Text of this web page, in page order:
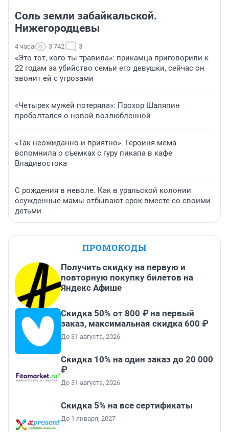
Соль земли забайкальской.
Нижегородцевы
4 часа 3 742 3
«Это тот, кого ты травила»: прикамца приговорили к
22 годам за убийство семьи его девушки, сейчас он
звонит ей с угрозами
«Четырех мужей потеряла»: Прохор Шаляпин
проболтался о новой возлюбленной
«Так неожиданно и приятно». Героиня мема
вспомнила о съемках с гуру пикапа в кафе
Владивостока
С рождения в неволе. Как в уральской колонии
осужденные мамы отбывают срок вместе со своими
детьми
ПРОМОКОДЫ
Получить скидку на первую и
повторную покупку билетов на
Яндекс Афише
Скидка 50% от 800 ₽ на первый
заказ, максимальная скидка 600 ₽
До 31 августа, 2026
Скидка 10% на один заказ до 20 000
₽
До 31 августа, 2026
Скидка 5% на все сертификаты
До 1 января, 2027